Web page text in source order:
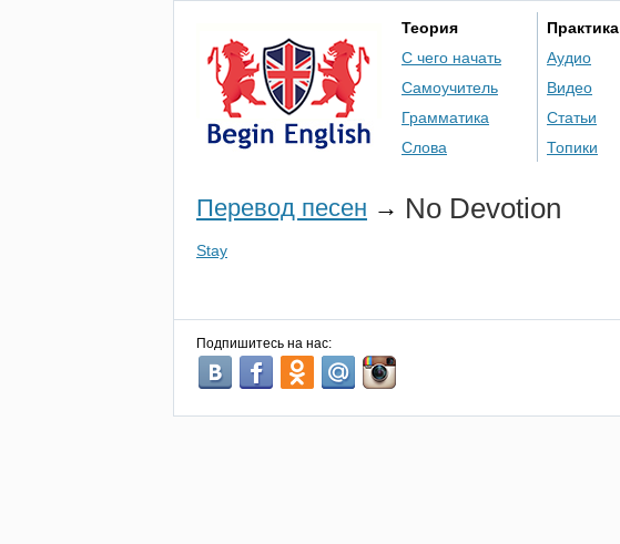
Теория
С чего начать
Самоучитель
Грамматика
Слова
Практика
Аудио
Видео
Статьи
Топики
Перевод песен → No Devotion
Stay
Подпишитесь на нас: